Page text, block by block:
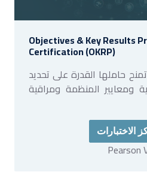
Objectives & Key Results
Certification (OKRP)
حاملها القدرة على تحديد
ومعايير المنظمة ومراقية
الاختبارات
Pearson